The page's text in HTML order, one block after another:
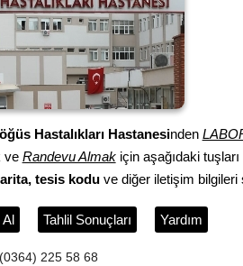
Hastalıkları Hastanesinden
ve Randevu Almakiçin aşağıdaki
tesis koduve diğer iletişim bilgileri
Al Tahlil Sonuçları Yardım
(0364) 225 58 68